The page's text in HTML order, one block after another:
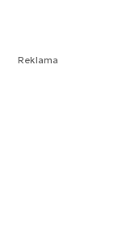
Reklama